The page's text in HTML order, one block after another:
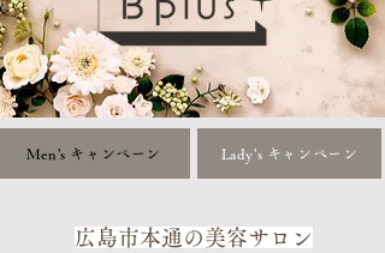
Men's キャンペーン Lady's キャンペーン
広島市本通の美容サロン